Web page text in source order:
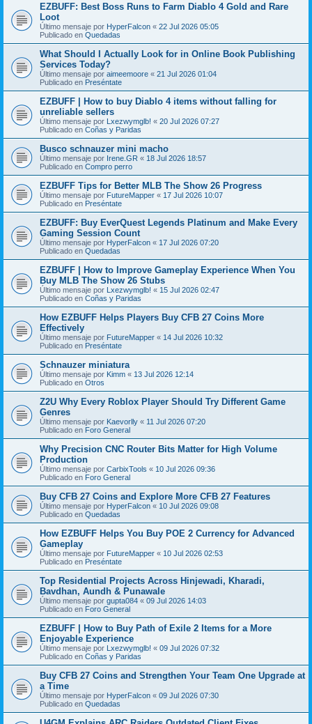
EZBUFF: Best Boss Runs to Farm Diablo 4 Gold and Rare
Loot
Último mensaje por HyperFalcon « 22 Jul 2026 05:05
Publicado en Quedadas
What Should I Actually Look for in Online Book Publishing
Services Today?
Último mensaje por aimeemoore « 21 Jul 2026 01:04
Publicado en Preséntate
EZBUFF | How to buy Diablo 4 items without falling for
unreliable sellers
Último mensaje por Lxezwymglb! « 20 Jul 2026 07:27
Publicado en Coñas y Paridas
Busco schnauzer mini macho
Último mensaje por Irene.GR « 18 Jul 2026 18:57
Publicado en Compro perro
EZBUFF Tips for Better MLB The Show 26 Progress
Último mensaje por FutureMapper « 17 Jul 2026 10:07
Publicado en Preséntate
EZBUFF: Buy EverQuest Legends Platinum and Make Every
Gaming Session Count
Último mensaje por HyperFalcon « 17 Jul 2026 07:20
Publicado en Quedadas
EZBUFF | How to Improve Gameplay Experience When You
Buy MLB The Show 26 Stubs
Último mensaje por Lxezwymglb! « 15 Jul 2026 02:47
Publicado en Coñas y Paridas
How EZBUFF Helps Players Buy CFB 27 Coins More
Effectively
Último mensaje por FutureMapper « 14 Jul 2026 10:32
Publicado en Preséntate
Schnauzer miniatura
Último mensaje por Kimm « 13 Jul 2026 12:14
Publicado en Otros
Z2U Why Every Roblox Player Should Try Different Game
Genres
Último mensaje por Kaevorlly « 11 Jul 2026 07:20
Publicado en Foro General
Why Precision CNC Router Bits Matter for High Volume
Production
Último mensaje por CarbixTools « 10 Jul 2026 09:36
Publicado en Foro General
Buy CFB 27 Coins and Explore More CFB 27 Features
Último mensaje por HyperFalcon « 10 Jul 2026 09:08
Publicado en Quedadas
How EZBUFF Helps You Buy POE 2 Currency for Advanced
Gameplay
Último mensaje por FutureMapper « 10 Jul 2026 02:53
Publicado en Preséntate
Top Residential Projects Across Hinjewadi, Kharadi,
Bavdhan, Aundh & Punawale
Último mensaje por gupta084 « 09 Jul 2026 14:03
Publicado en Foro General
EZBUFF | How to Buy Path of Exile 2 Items for a More
Enjoyable Experience
Último mensaje por Lxezwymglb! « 09 Jul 2026 07:32
Publicado en Coñas y Paridas
Buy CFB 27 Coins and Strengthen Your Team One Upgrade at
a Time
Último mensaje por HyperFalcon « 09 Jul 2026 07:30
Publicado en Quedadas